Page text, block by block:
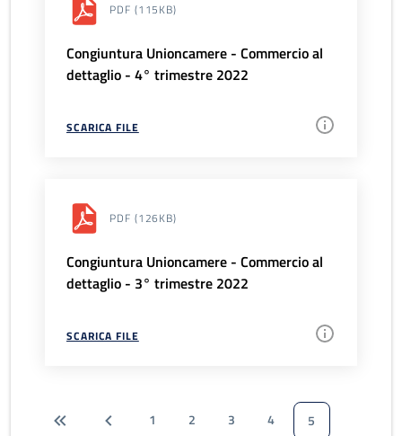
PDF (115KB)
Congiuntura Unioncamere - Commercio al
dettaglio - 4° trimestre 2022
SCARICA FILE
PDF (126KB)
Congiuntura Unioncamere - Commercio al
dettaglio - 3° trimestre 2022
SCARICA FILE
1 2 3 4
5